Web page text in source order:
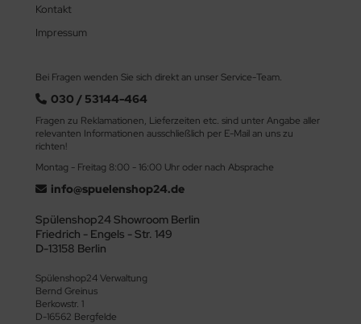
Kontakt
Impressum
Bei Fragen wenden Sie sich direkt an unser Service-Team.
030 / 53144-464
Fragen zu Reklamationen, Lieferzeiten etc. sind unter Angabe aller
relevanten Informationen ausschließlich per E-Mail an uns zu
richten!
Montag - Freitag 8:00 - 16:00 Uhr oder nach Absprache
info@spuelenshop24.de
Spülenshop24 Showroom Berlin
Friedrich - Engels - Str. 149
D-13158 Berlin
Spülenshop24 Verwaltung
Bernd Greinus
Berkowstr. 1
D-16562 Bergfelde